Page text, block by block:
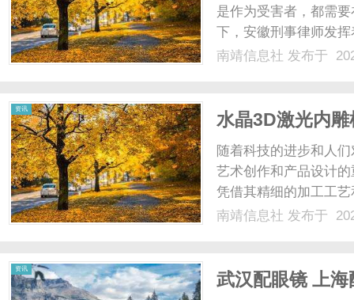
是作为受害者，都需
下，安徽刑事律师发
是每个寻求正义的人
南靖信息社 发布于
资讯
水晶3D激光内
品
随着科技的进步和人
艺术创作和产品设计
凭借其精细的加工工
备。什么是水晶3D激
南靖信息社 发布于
资讯
武汉配眼镜 上海